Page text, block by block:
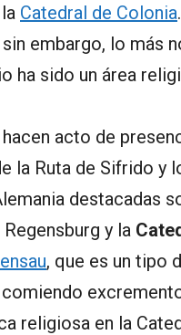
Catedral de Colonia
embargo, lo más
ha sido un área
acto de
la Ruta de Sifrido y
destacadas
y la
, que es un tipo
religiosa en la